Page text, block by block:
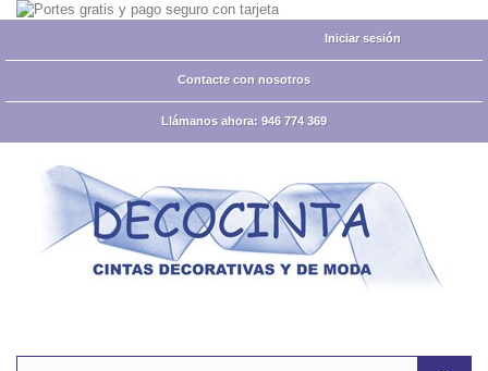
Iniciar sesión
Contacte con nosotros
Llámanos ahora: 946 774 369